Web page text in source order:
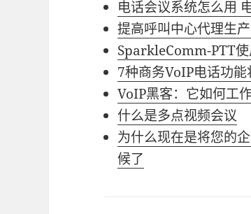
电话会议系统怎么用
提高呼叫中心代理生
SparkleComm-PTT使
7种商务VoIP电话功能
VoIP黑客：它如何工
什么是多点视频会议
为什么现在是将您的
候了